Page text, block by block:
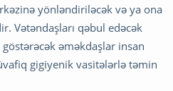
yönləndiriləcək və ya ona
Vətəndaşları qəbul edəcək
əməkdaşlar insan
gigiyenik vasitələrlə təmin